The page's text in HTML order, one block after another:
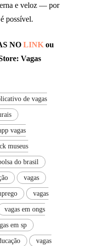
e veloz — por
possível.
NO LINK ou
Vagas
de vagas
vagas
museus
do brasil
vagas
vagas
vagas em ongs
em sp
vagas